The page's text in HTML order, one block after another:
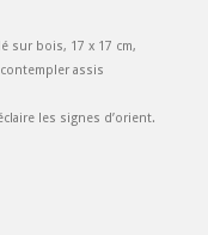
sur bois, 17 x 17 cm,
assis
les signes d’orient.